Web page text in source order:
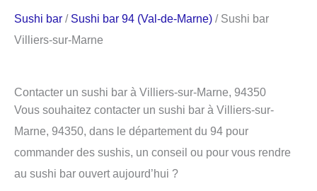
Sushi bar / Sushi bar 94 (Val-de-Marne) / Sushi bar
Villiers-sur-Marne
Contacter un sushi bar à Villiers-sur-Marne, 94350
Vous souhaitez contacter un sushi bar à Villiers-sur-
Marne, 94350, dans le département du 94 pour
commander des sushis, un conseil ou pour vous rendre
au sushi bar ouvert aujourd’hui ?